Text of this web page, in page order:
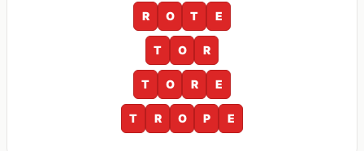
R O T E
T O R
T O R E
T R O P E